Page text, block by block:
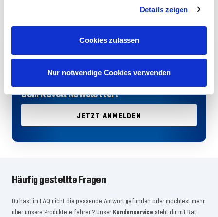
Details zeigen
Cookies zulassen
Nur notwendige Cookies verwenden
– plus 10€ Rabatt als Startgeschenk mit
dem Revell Newsletter!
JETZT ANMELDEN
Häufig gestellte Fragen
Du hast im FAQ nicht die passende Antwort gefunden oder möchtest mehr
über unsere Produkte erfahren? Unser Kundenservice steht dir mit Rat